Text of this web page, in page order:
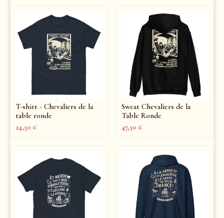
T-shirt - Chevaliers de la
table ronde
24,50 €
Sweat Chevaliers de la
Table Ronde
47,50 €